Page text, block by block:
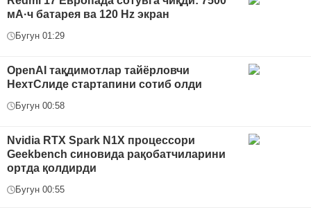
мА·ч батарея ва 120 Hz экран
Бугун 01:29
OpenAI тақдимотлар тайёрловчи
НехтСлиде стартапини сотиб олди
Бугун 00:58
Nvidia RTX Spark N1X процессори
Geekbench синовида рақобатчиларини
ортда қолдирди
Бугун 00:55